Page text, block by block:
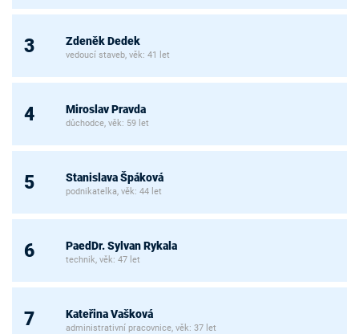
3 Zdeněk Dedek
vedoucí staveb, věk: 41 let
4 Miroslav Pravda
důchodce, věk: 59 let
5 Stanislava Špáková
podnikatelka, věk: 44 let
6 PaedDr. Sylvan Rykala
technik, věk: 47 let
7 Kateřina Vašková
administrativní pracovnice, věk: 37 let